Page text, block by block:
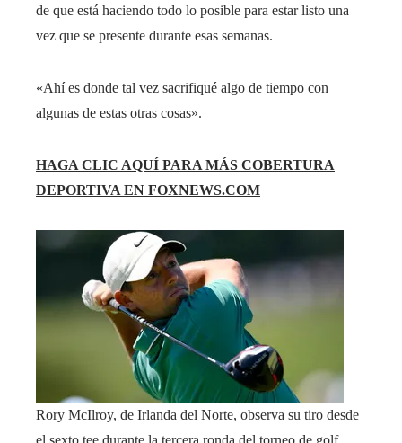
de que está haciendo todo lo posible para estar listo una
vez que se presente durante esas semanas.
«Ahí es donde tal vez sacrifiqué algo de tiempo con
algunas de estas otras cosas».
HAGA CLIC AQUÍ PARA MÁS COBERTURA
DEPORTIVA EN FOXNEWS.COM
Rory McIlroy, de Irlanda del Norte, observa su tiro desde